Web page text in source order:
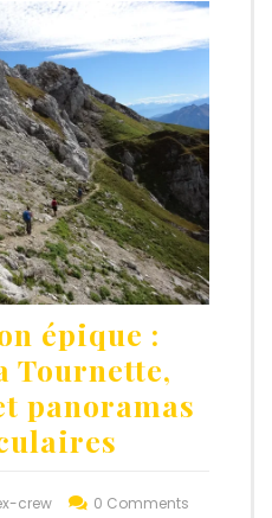
épique :
Tournette,
panoramas
crew
0 Comments